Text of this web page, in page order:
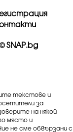
SNAP.bg
текстове и
за
на някой
място и
не сме обвързани с